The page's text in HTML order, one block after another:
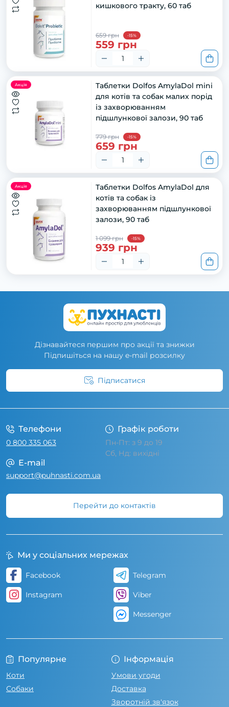
кишкового тракту, 60 таб
659 грн -15%
559 грн
Акція
Таблетки Dolfos AmylaDol mini
для котів та собак малих порід
із захворюванням
підшлункової залози, 90 таб
779 грн -15%
659 грн
Акція
Таблетки Dolfos AmylaDol для
котів та собак із
захворюванням підшлункової
залози, 90 таб
1 099 грн -15%
939 грн
Дізнавайтеся першим про акції та знижки
Підпишіться на нашу e-mail розсилку
Підписатися
Телефони
0 800 335 063
Графік роботи
Пн-Пт: з 9 до 19
Сб, Нд: вихідні
E-mail
support@puhnasti.com.ua
Перейти до контактів
Популярне
Коти
Собаки
Інформація
Умови угоди
Доставка
Зворотній зв'язок
Ми у соціальних мережах
Facebook
Instagram
Telegram
Viber
Messenger